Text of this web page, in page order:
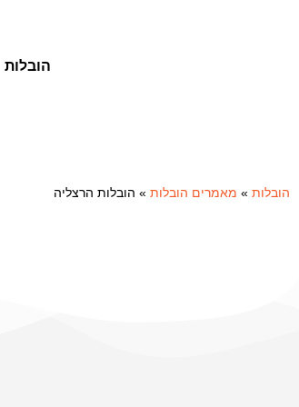
הובלות
הובלות » מאמרים הובלות » הובלות הרצליה